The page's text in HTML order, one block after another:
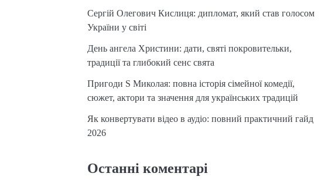
Сергій Олегович Кислиця: дипломат, який став голосом
України у світі
День ангела Христини: дати, святі покровительки,
традиції та глибокий сенс свята
Пригоди S Миколая: повна історія сімейної комедії,
сюжет, актори та значення для українських традицій
Як конвертувати відео в аудіо: повний практичний гайд
2026
Останні коментарі